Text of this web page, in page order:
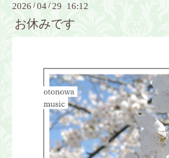
2026 /04 / 29 16:12
お休みです